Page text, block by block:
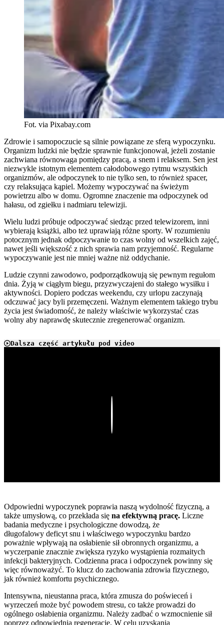
Fot. via Pixabay.com
Zdrowie i samopoczucie są silnie powiązane ze sferą wypoczynku.
Organizm ludzki nie będzie sprawnie funkcjonował, jeżeli zostanie
zachwiana równowaga pomiędzy pracą, a snem i relaksem. Sen jest
niezwykle istotnym elementem całodobowego rytmu wszystkich
organizmów, ale odpoczynek to nie tylko sen, to również spacer,
czy relaksująca kąpiel. Możemy wypoczywać na świeżym
powietrzu albo w domu. Ogromne znaczenie ma odpoczynek od
hałasu, od zgiełku i nadmiaru telewizji.
Wielu ludzi próbuje odpoczywać siedząc przed telewizorem, inni
wybierają książki, albo też uprawiają różne sporty. W rozumieniu
potocznym jednak odpoczywanie to czas wolny od wszelkich zajęć,
nawet jeśli większość z nich sprawia nam przyjemność. Regularne
wypoczywanie jest nie mniej ważne niż oddychanie.
Ludzie czynni zawodowo, podporządkowują się pewnym regułom
dnia. Żyją w ciągłym biegu, przyzwyczajeni do stałego wysiłku i
aktywności. Dopiero podczas weekendu, czy urlopu zaczynają
odczuwać jacy byli przemęczeni. Ważnym elementem takiego trybu
życia jest świadomość, że należy właściwie wykorzystać czas
wolny aby naprawdę skutecznie zregenerować organizm.
Dalsza część artykułu pod video
Odpowiedni wypoczynek poprawia naszą wydolność fizyczną, a
także umysłową, co przekłada się na efektywną pracę. Liczne
badania medyczne i psychologiczne dowodzą, że
długofalowy deficyt snu i właściwego wypoczynku bardzo
poważnie wpływają na osłabienie sił obronnych organizmu, a
wyczerpanie znacznie zwiększa ryzyko wystąpienia rozmaitych
infekcji bakteryjnych. Codzienna praca i odpoczynek powinny się
więc równoważyć. To klucz do zachowania zdrowia fizycznego,
jak również komfortu psychicznego.
Intensywna, nieustanna praca, która zmusza do poświeceń i
wyrzeczeń może być powodem stresu, co także prowadzi do
ogólnego osłabienia organizmu. Należy zadbać o wzmocnienie sił
poprzez odpowiednią regenerację. W celu uzyskania